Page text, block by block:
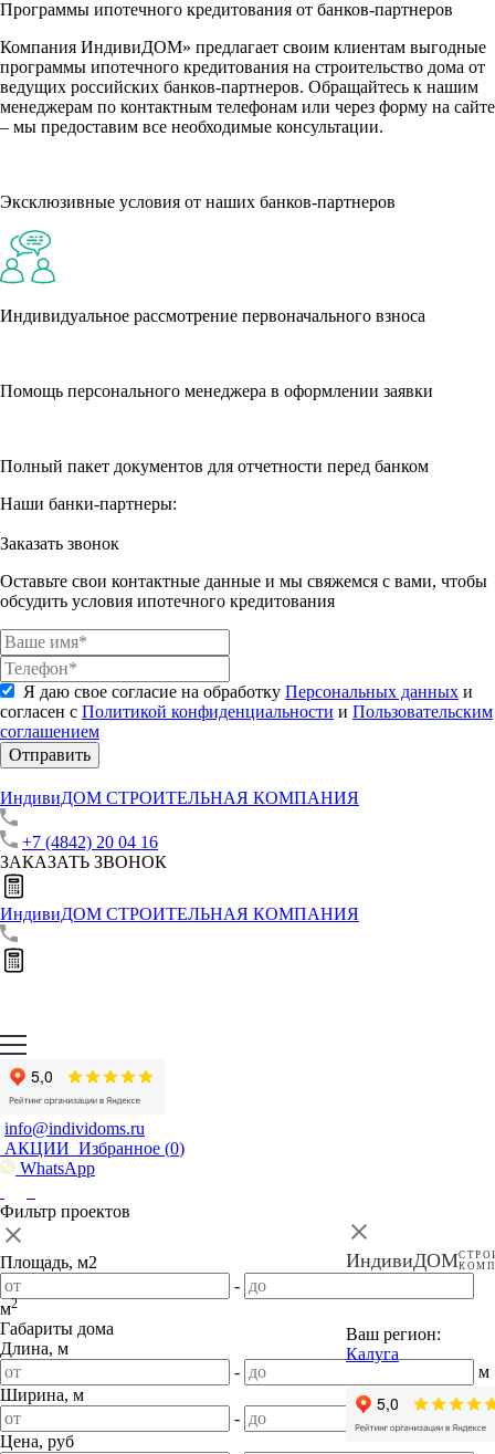
Программы ипотечного кредитования от банков-партнеров
Компания ИндивиДОМ» предлагает своим клиентам выгодные
программы ипотечного кредитования на строительство дома от
ведущих российских банков-партнеров. Обращайтесь к нашим
менеджерам по контактным телефонам или через форму на сайте
– мы предоставим все необходимые консультации.
Эксклюзивные условия от наших банков-партнеров
Индивидуальное рассмотрение первоначального взноса
Помощь персонального менеджера в оформлении заявки
Полный пакет документов для отчетности перед банком
Наши банки-партнеры:
Заказать звонок
Оставьте свои контактные данные и мы свяжемся с вами, чтобы
обсудить условия ипотечного кредитования
Я даю свое согласие на обработку Персональных данных и
согласен с Политикой конфиденциальности и Пользовательским
соглашением
Отправить
ИндивиДОМ СТРОИТЕЛЬНАЯ КОМПАНИЯ
+7 (4842) 20 04 16
ЗАКАЗАТЬ ЗВОНОК
ИндивиДОМ СТРОИТЕЛЬНАЯ КОМПАНИЯ
info@individoms.ru
АКЦИИ Избранное (0)
WhatsApp
ИндивиДОМ
Ваш регион:
Калуга
Фильтр проектов
Площадь, м2
-
м2
Габариты дома
Длина, м
-
м
Ширина, м
-
Цена, руб